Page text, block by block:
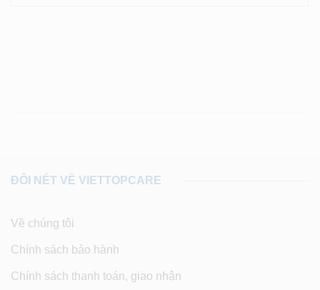
ĐÔI NÉT VỀ VIETTOPCARE
Về chúng tôi
Chính sách bảo hành
Chính sách thanh toán, giao nhận